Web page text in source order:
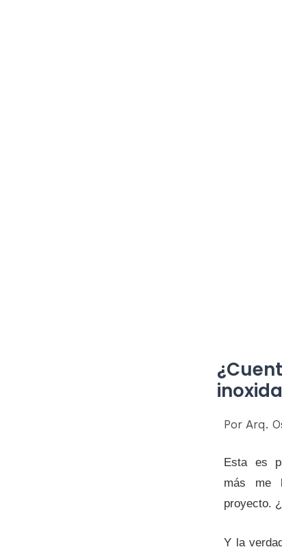
Por Arq.
Esta es
más me
proyecto.
Y la